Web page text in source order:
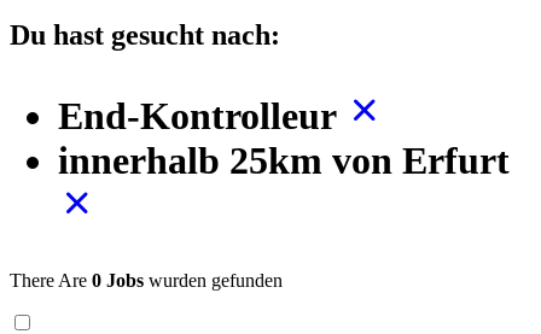
Du hast gesucht nach:
End-Kontrolleur
innerhalb 25km von Erfurt
There Are 0 Jobs wurden gefunden